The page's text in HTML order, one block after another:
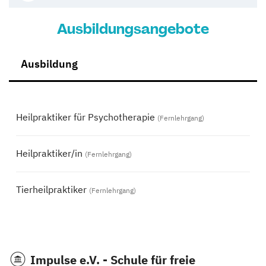
Ausbildungsangebote
Ausbildung
Heilpraktiker für Psychotherapie (Fernlehrgang)
Heilpraktiker/in (Fernlehrgang)
Tierheilpraktiker (Fernlehrgang)
Impulse e.V. - Schule für freie